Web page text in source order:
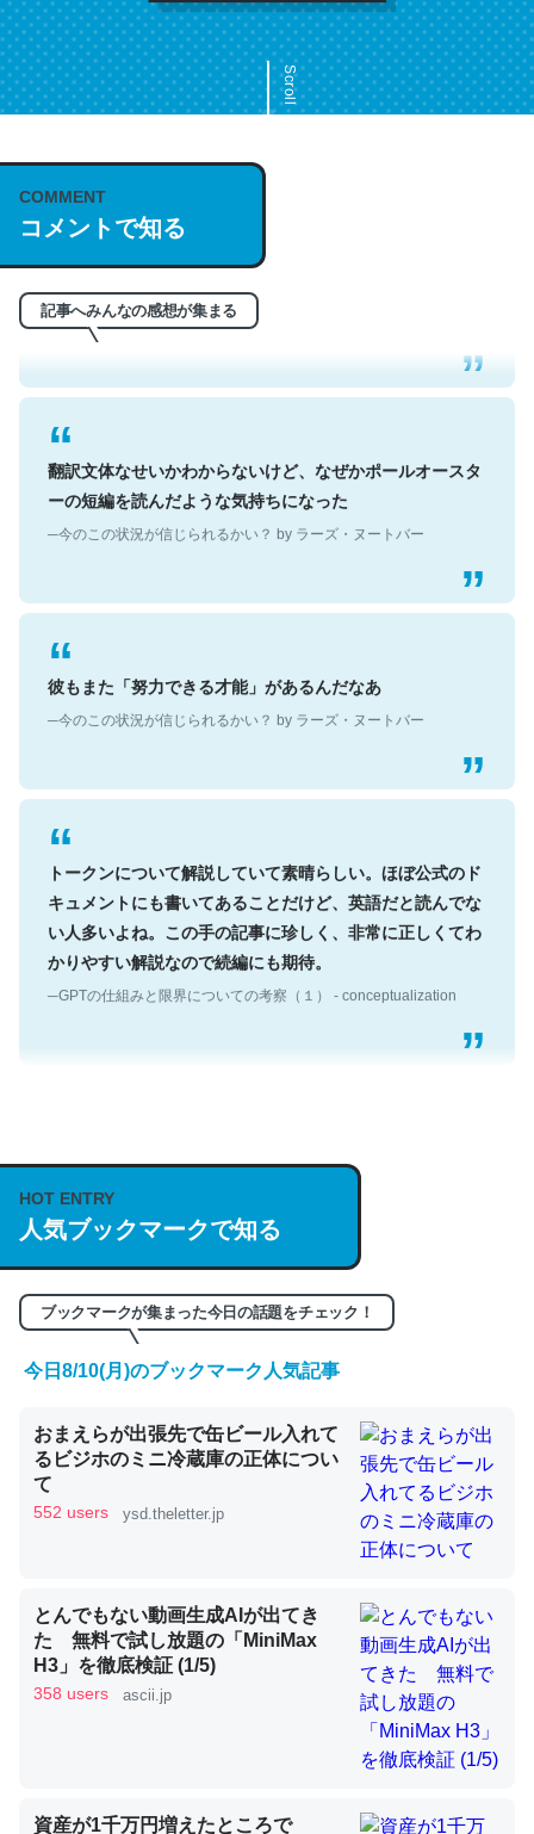
Scroll
COMMENT
コメントで知る
記事へみんなの感想が集まる
これは名文。彼はとてもクレバーなんだろうなと凄く思
う。英語少しでも読める人は原文もお勧め。自分はこの流
れ好き。Let’s Fucking Go. Then Covid hit. Shit.
─今のこの状況が信じられるかい？ by ラーズ・ヌートバー
翻訳文体なせいかわからないけど、なぜかポールオースタ
ーの短編を読んだような気持ちになった
彼もまた「努力できる才能」があるんだなあ
トークンについて解説していて素晴らしい。ほぼ公式のド
キュメントにも書いてあることだけど、英語だと読んでな
い人多いよね。この手の記事に珍しく、非常に正しくてわ
かりやすい解説なので続編にも期待。
説してる記事が少ないので貴重な良記事。/続編来た
https://isobe324649.hatenablog.com/entry/2023/03/27
/064121
─GPTの仕組みと限界についての考察（１） - conceptualization
くらい。小説でいう「ずっと前の伏線」は回収されないけ
ど、短期記憶というには多い分量。進化すればするほど分
かりやすく強くなりそう
─GPTの仕組みと限界についての考察（１） - conceptualization
昆虫ってカルシウム少ないのか。知らんかった。調べたら
コオロギのカルシウム分はエビの600分の1程度。
─ニュース :: 【研究発表】昆虫学の大問題＝「昆虫はなぜ海にいな
HOT ENTRY
人気ブックマークで知る
ブックマークが集まった今日の話題をチェック！
今日8/10(月)のブックマーク人気記事
おまえらが出張先で缶ビール入れて
るビジホのミニ冷蔵庫の正体につい
て
552 users ysd.theletter.jp
とんでもない動画生成AIが出てき
た 無料で試し放題の「MiniMax
H3」を徹底検証 (1/5)
358 users ascii.jp
資産が1千万円増えたところで